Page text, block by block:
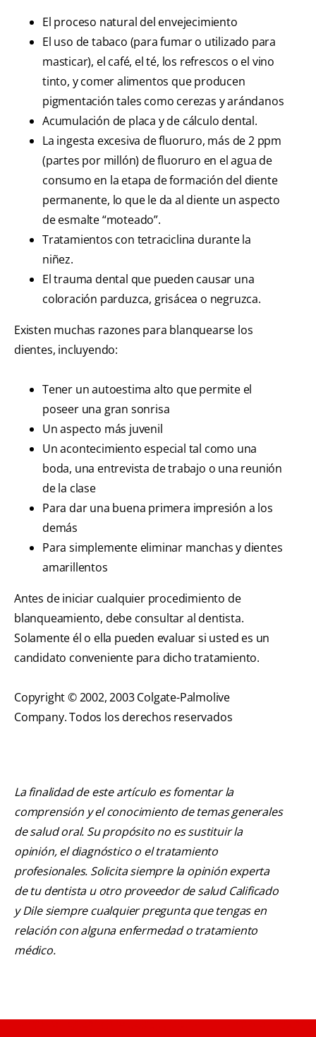
El proceso natural del envejecimiento
El uso de tabaco (para fumar o utilizado para
masticar), el café, el té, los refrescos o el vino
tinto, y comer alimentos que producen
pigmentación tales como cerezas y arándanos
Acumulación de placa y de cálculo dental.
La ingesta excesiva de fluoruro, más de 2 ppm
(partes por millón) de fluoruro en el agua de
consumo en la etapa de formación del diente
permanente, lo que le da al diente un aspecto
de esmalte “moteado”.
Tratamientos con tetraciclina durante la
niñez.
El trauma dental que pueden causar una
coloración parduzca, grisácea o negruzca.
Existen muchas razones para blanquearse los
dientes, incluyendo:
Tener un autoestima alto que permite el
poseer una gran sonrisa
Un aspecto más juvenil
Un acontecimiento especial tal como una
boda, una entrevista de trabajo o una reunión
de la clase
Para dar una buena primera impresión a los
demás
Para simplemente eliminar manchas y dientes
amarillentos
Antes de iniciar cualquier procedimiento de
blanqueamiento, debe consultar al dentista.
Solamente él o ella pueden evaluar si usted es un
candidato conveniente para dicho tratamiento.
Copyright © 2002, 2003 Colgate-Palmolive
Company. Todos los derechos reservados
La finalidad de este artículo es fomentar la
comprensión y el conocimiento de temas generales
de salud oral. Su propósito no es sustituir la
opinión, el diagnóstico o el tratamiento
profesionales. Solicita siempre la opinión experta
de tu dentista u otro proveedor de salud Calificado
y Dile siempre cualquier pregunta que tengas en
relación con alguna enfermedad o tratamiento
médico.